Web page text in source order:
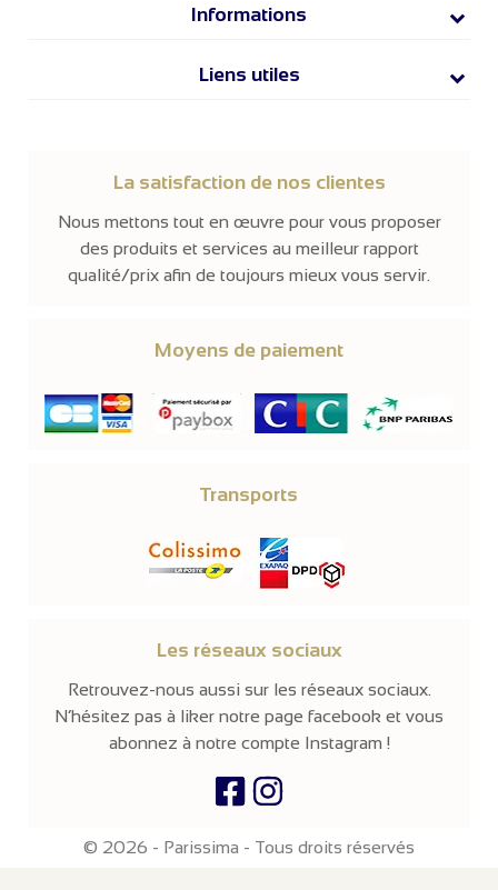
Informations
Liens utiles
La satisfaction de nos clientes
Nous mettons tout en œuvre pour vous proposer
des produits et services au meilleur rapport
qualité/prix afin de toujours mieux vous servir.
Moyens de paiement
Transports
Les réseaux sociaux
Retrouvez-nous aussi sur les réseaux sociaux.
N’hésitez pas à liker notre page facebook et vous
abonnez à notre compte Instagram !
© 2026 - Parissima - Tous droits réservés